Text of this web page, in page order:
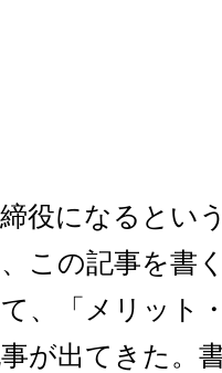
役になるとい
この記事を書
、「メリット
が出てきた。